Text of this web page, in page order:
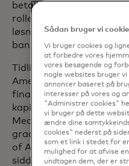
betalingsøkosystemet.
rolle i udviklingen og
løsninger som
banking, afbetalinger og
Tidligere i sin karriere
America Securities i
finansieringsgruppe og
kapitalmarkedsret hos
Meagher & Flom LLP.
grad fra University of
of Arts-grad i litteratur
sidder i bestyrelsen for
Sådan bruger vi
Vi bruger cookies og
at forbedre vores
vores besøgende og
nogle websites bruger
annoncer baseret på
interesser på vores og
"Administrer cookies"
vi bruger på dette
ændre dine
cookies" nederst på
som et link i stedet for
mulighed for at afvise
undtagen dem, der er